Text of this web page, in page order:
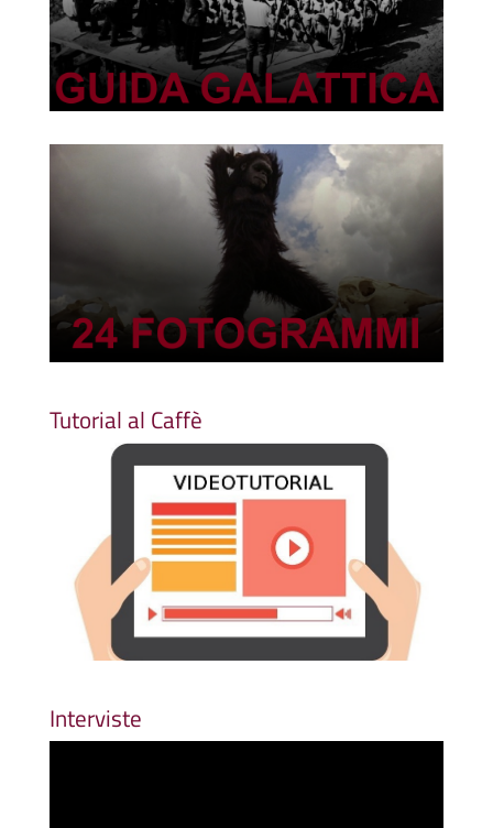
Tutorial al Caffè
Interviste